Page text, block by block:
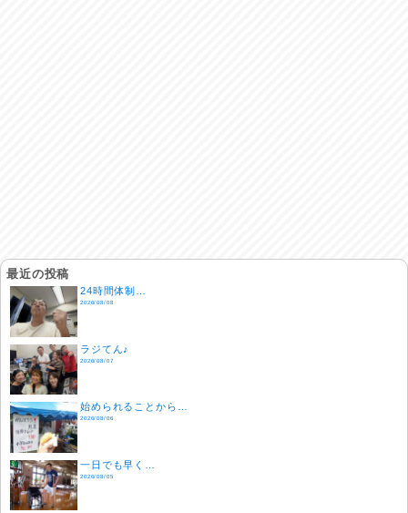
最近の投稿
24時間体制…
2026/08/08
ラジてん♪
2026/08/07
始められることから…
2026/08/06
一日でも早く…
2026/08/05